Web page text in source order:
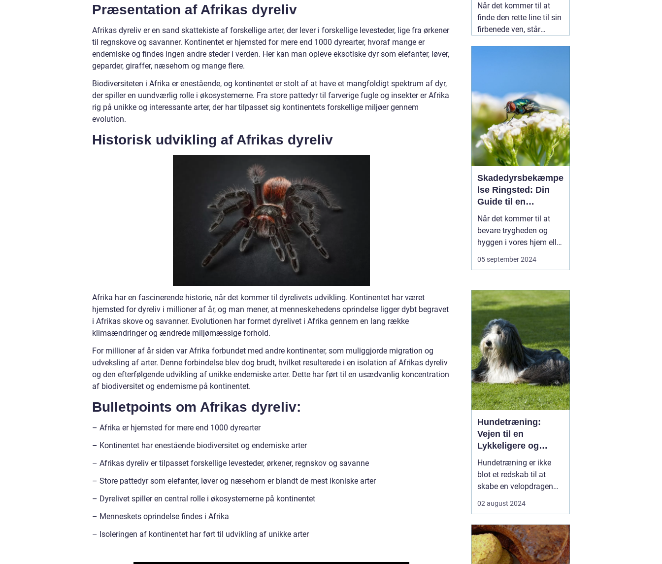
Præsentation af Afrikas dyreliv
Afrikas dyreliv er en sand skattekiste af forskellige arter, der lever i forskellige levesteder, lige fra ørkener
til regnskove og savanner. Kontinentet er hjemsted for mere end 1000 dyrearter, hvoraf mange er
endemiske og findes ingen andre steder i verden. Her kan man opleve eksotiske dyr som elefanter, løver,
geparder, giraffer, næsehorn og mange flere.
Biodiversiteten i Afrika er enestående, og kontinentet er stolt af at have et mangfoldigt spektrum af dyr,
der spiller en uundværlig rolle i økosystemerne. Fra store pattedyr til farverige fugle og insekter er Afrika
rig på unikke og interessante arter, der har tilpasset sig kontinentets forskellige miljøer gennem
evolution.
Historisk udvikling af Afrikas dyreliv
Afrika har en fascinerende historie, når det kommer til dyrelivets udvikling. Kontinentet har været
hjemsted for dyreliv i millioner af år, og man mener, at menneskehedens oprindelse ligger dybt begravet
i Afrikas skove og savanner. Evolutionen har formet dyrelivet i Afrika gennem en lang række
klimaændringer og ændrede miljømæssige forhold.
For millioner af år siden var Afrika forbundet med andre kontinenter, som muliggjorde migration og
udveksling af arter. Denne forbindelse blev dog brudt, hvilket resulterede i en isolation af Afrikas dyreliv
og den efterfølgende udvikling af unikke endemiske arter. Dette har ført til en usædvanlig koncentration
af biodiversitet og endemisme på kontinentet.
Bulletpoints om Afrikas dyreliv:
– Afrika er hjemsted for mere end 1000 dyrearter
– Kontinentet har enestående biodiversitet og endemiske arter
– Afrikas dyreliv er tilpasset forskellige levesteder, ørkener, regnskov og savanne
– Store pattedyr som elefanter, løver og næsehorn er blandt de mest ikoniske arter
– Dyrelivet spiller en central rolle i økosystemerne på kontinentet
– Menneskets oprindelse findes i Afrika
– Isoleringen af kontinentet har ført til udvikling af unikke arter
Når det kommer til at
finde den rette line til sin
firbenede ven, står
2025
Skadedyrsbekæmpe
lse Ringsted: Din
Guide til en
Skadedyrfri Bolig
eller Virksomhed
Når det kommer til at
bevare trygheden og
hyggen i vores hjem eller
sikkerheden på vores
arbejdspladser, er intet
uventede gæster især
når de gæster er
skadedyr. I Ringsted og
omegn oplever ma...
05 september 2024
Hundetræning:
Vejen til en
Lykkeligere og
Sundere Bedste Ven
Hundetræning er ikke
blot et redskab til at
skabe en velopdragen
en investering i hundens
dybtgående bånd
mellem ejer og kæledyr.
Det går langt ud over de
02 august 2024